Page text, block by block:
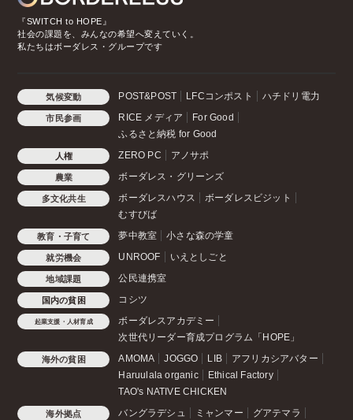
『SWITCH to HOPE』
社会の課題を、みんなの希望へ変えていく。
私たちはボーダレス・グループです
気候変動 POST&POST LFCコンポスト ハチドリ電力
市民参画 RICE メディア
For Good
ふるさと納税 for Good
人権 ZERO PC アノサポ
農業 ボーダレス・グリーンズ
多文化共生 ボーダレスハウス
ボーダレスビジット
むすびば
教育・子育て 夢中教室 小さな森の学童
就労機会 UNROOF いえとしごと
地域課題 公民連携室
国内の貧困 コシツ
起業支援・人材育成
ボーダレスアカデミー
次世代リーダー育成プログラム「HOPE」
海外の貧困 AMOMA JOGGO LIB
アフリカシアバター
Haruulala organic
Ethical Factory
TAO's NATIVE CHICKEN
海外拠点 バングラデシュ ミャンマー グアテマラ